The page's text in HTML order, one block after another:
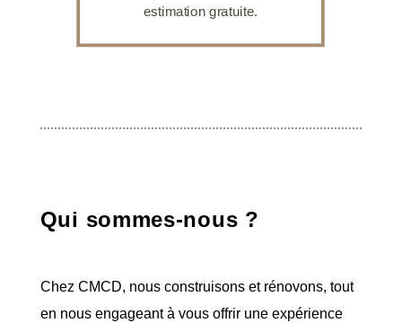
estimation gratuite.
Qui sommes-nous ?
Chez CMCD, nous construisons et rénovons, tout
en nous engageant à vous offrir une expérience